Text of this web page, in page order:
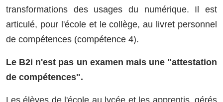
transformations des usages du numérique. Il est
articulé, pour l'école et le collège, au livret personnel
de compétences (compétence 4).
Le B2i n'est pas un examen mais une "attestation
de compétences".
Les élèves de l'école au lycée et les apprentis, gérés